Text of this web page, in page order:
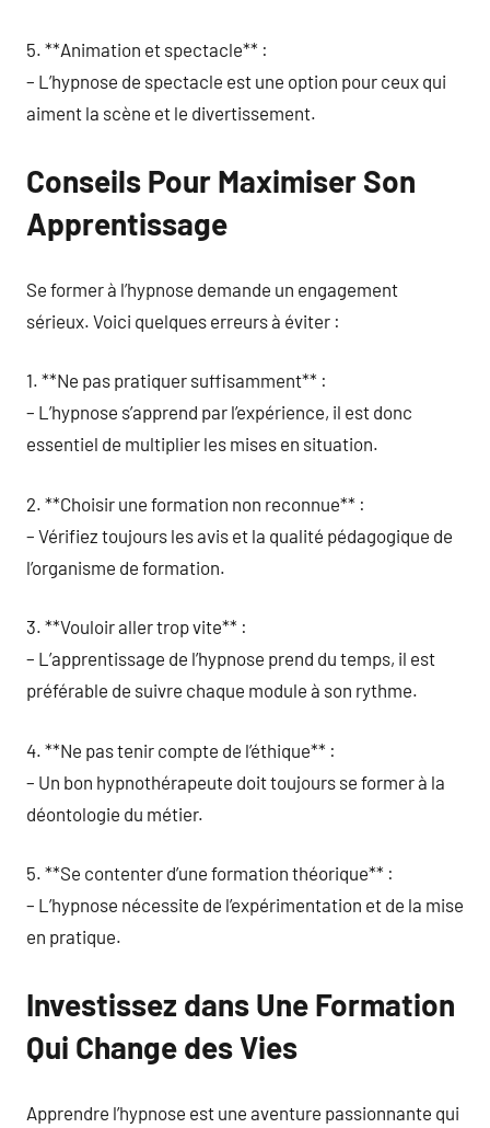
5. **Animation et spectacle** :
– L’hypnose de spectacle est une option pour ceux qui
aiment la scène et le divertissement.
Conseils Pour Maximiser Son
Apprentissage
Se former à l’hypnose demande un engagement
sérieux. Voici quelques erreurs à éviter :
1. **Ne pas pratiquer suffisamment** :
– L’hypnose s’apprend par l’expérience, il est donc
essentiel de multiplier les mises en situation.
2. **Choisir une formation non reconnue** :
– Vérifiez toujours les avis et la qualité pédagogique de
l’organisme de formation.
3. **Vouloir aller trop vite** :
– L’apprentissage de l’hypnose prend du temps, il est
préférable de suivre chaque module à son rythme.
4. **Ne pas tenir compte de l’éthique** :
– Un bon hypnothérapeute doit toujours se former à la
déontologie du métier.
5. **Se contenter d’une formation théorique** :
– L’hypnose nécessite de l’expérimentation et de la mise
en pratique.
Investissez dans Une Formation
Qui Change des Vies
Apprendre l’hypnose est une aventure passionnante qui